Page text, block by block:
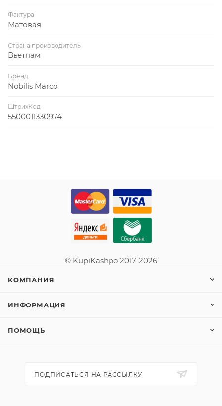
Фактура
Матовая
Страна производитель
Вьетнам
Бренд
Nobilis Marco
ШтрихКод
5500011330974
© KupiKashpo 2017-2026
КОМПАНИЯ
ИНФОРМАЦИЯ
ПОМОЩЬ
ПОДПИСАТЬСЯ НА РАССЫЛКУ